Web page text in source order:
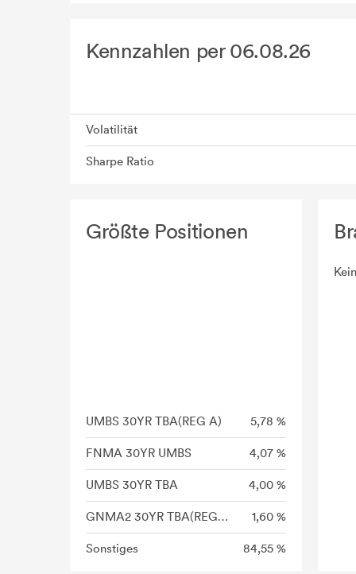
Kennzahlen per 06.08.26
Volatilität
Sharpe Ratio
Größte Positionen
UMBS 30YR TBA(REG A) 5,78 %
FNMA 30YR UMBS 4,07 %
UMBS 30YR TBA 4,00 %
GNMA2 30YR TBA(REG C) 1,60 %
Sonstiges 84,55 %